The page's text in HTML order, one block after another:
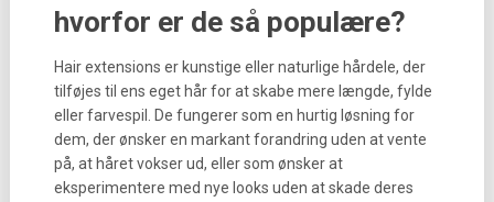
hvorfor er de så populære?
Hair extensions er kunstige eller naturlige hårdele, der
tilføjes til ens eget hår for at skabe mere længde, fylde
eller farvespil. De fungerer som en hurtig løsning for
dem, der ønsker en markant forandring uden at vente
på, at håret vokser ud, eller som ønsker at
eksperimentere med nye looks uden at skade deres